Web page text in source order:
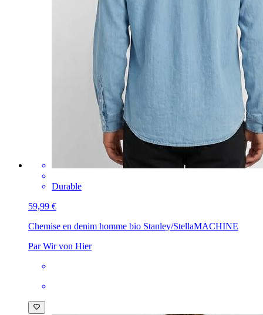
Durable
59,99 €
Chemise en denim homme bio Stanley/StellaMACHINE
Par Wir von Hier